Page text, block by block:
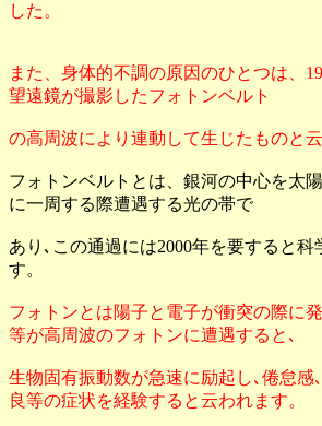
した。
また、身体的不調の原因のひとつは、
望遠鏡が撮影したフォトンベルト
の高周波により連動して生じたものと云
フォトンベルトとは、銀河の中心を太
に一周する際遭遇する光の帯で
あり､この通過には2000年を要すると科
す。
フォトンとは陽子と電子が衝突の際に
等が高周波のフォトンに遭遇すると､
生物固有振動数が急速に励起し､倦怠感
良等の症状を経験すると云われます。